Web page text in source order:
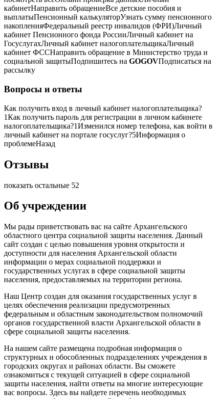
кабинетНаправить обращениеВсе детские пособия и
выплатыПенсионный калькуляторУзнать сумму пенсионного
накопленияФедеральный реестр инвалидов (ФРИ)Личный
кабинет Пенсионного фонда РоссииЛичный кабинет на
ГосуслугахЛичный кабинет налогоплательщикаЛичный
кабинет ФССНаправить обращение в Министерство труда и
социальной защитыПодпишитесь на GOGOVПодписаться на
рассылку
Вопросы и ответы
Как получить вход в личный кабинет налогоплательщика?
1Как получить пароль для регистрации в личном кабинете
налогоплательщика?1Изменился номер телефона, как войти в
личный кабинет на портале госуслуг?5Информация о
проблемеНазад
Отзывы
показать остальные 52
Об учреждении
Мы рады приветствовать вас на сайте Архангельского
областного центра социальной защиты населения. Данный
сайт создан с целью повышения уровня открытости и
доступности для населения Архангельской области
информации о мерах социальной поддержки и
государственных услугах в сфере социальной защиты
населения, предоставляемых на территории региона.
Наш Центр создан для оказания государственных услуг в
целях обеспечения реализации предусмотренных
федеральным и областным законодательством полномочий
органов государственной власти Архангельской области в
сфере социальной защиты населения.
На нашем сайте размещена подробная информация о
структурных и обособленных подразделениях учреждения в
городских округах и районах области. Вы сможете
ознакомиться с текущей ситуацией в сфере социальной
защиты населения, найти ответы на многие интересующие
вас вопросы. Здесь вы найдете перечень необходимых